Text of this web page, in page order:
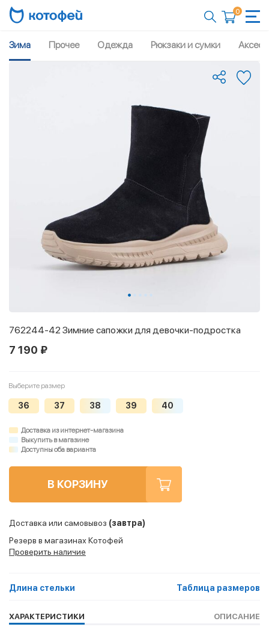
0
Зима Прочее Одежда Рюкзаки и сумки
762244-42 Зимние сапожки для девочки-подростка
7 190 ₽
Выберите размер
36 37 38 39 40
Доставка из интернет-магазина
Выкупить в магазине
Доступны оба варианта
В КОРЗИНУ
Доставка или самовывоз (завтра)
Резерв в магазинах Котофей
Проверить наличие
Длина стельки Таблица размеров
ХАРАКТЕРИСТИКИ ОПИСАНИЕ